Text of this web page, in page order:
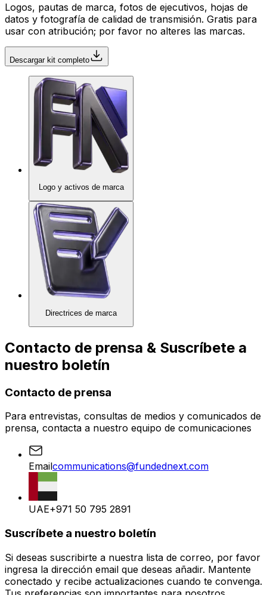
Logos, pautas de marca, fotos de ejecutivos, hojas de
datos y fotografía de calidad de transmisión. Gratis para
usar con atribución; por favor no alteres las marcas.
Descargar kit completo
Logo y activos de marca
Directrices de marca
Contacto de prensa & Suscríbete a
nuestro boletín
Contacto de prensa
Para entrevistas, consultas de medios y comunicados de
prensa, contacta a nuestro equipo de comunicaciones
Emailcommunications@fundednext.com
UAE+971 50 795 2891
Suscríbete a nuestro boletín
Si deseas suscribirte a nuestra lista de correo, por favor
ingresa la dirección email que deseas añadir. Mantente
conectado y recibe actualizaciones cuando te convenga.